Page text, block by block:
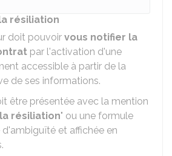
résiliation
doit pouvoir vous notifier la
par l'activation d'une
accessible à partir de la
de ses informations.
être présentée avec la mention
résiliation" ou une formule
et affichée en